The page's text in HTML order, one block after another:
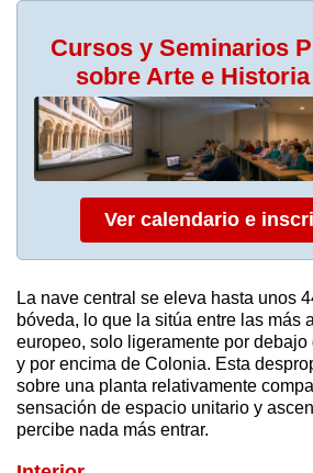
Cursos y Seminarios
sobre Arte e
Ver calendario e
La nave central se eleva hasta unos
bóveda, lo que la sitúa entre las más
europeo, solo ligeramente por
y por encima de Colonia. Esta
sobre una planta relativamente
sensación de espacio unitario y
percibe nada más entrar.